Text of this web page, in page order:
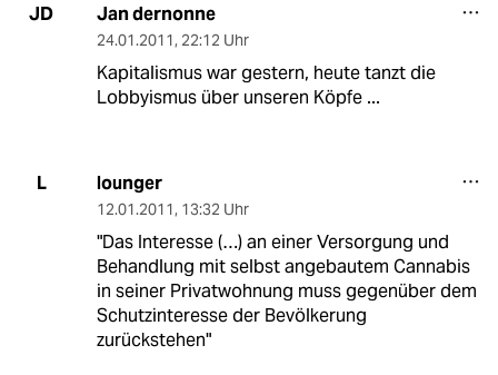
JD Jan dernonne
24.01.2011, 22:12 Uhr
Kapitalismus war gestern, heute tanzt die
Lobbyismus über unseren Köpfe ...
L lounger
12.01.2011, 13:32 Uhr
"Das Interesse (…) an einer Versorgung und
Behandlung mit selbst angebautem Cannabis
in seiner Privatwohnung muss gegenüber dem
Schutzinteresse der Bevölkerung
zurückstehen"